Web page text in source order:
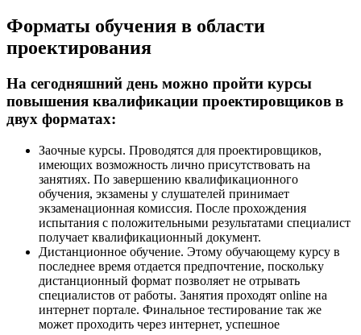
Форматы обучения в области
проектирования
На сегодняшний день можно пройти курсы
повышения квалификации проектировщиков в
двух форматах:
Заочные курсы. Проводятся для проектировщиков,
имеющих возможность лично присутствовать на
занятиях. По завершению квалификационного
обучения, экзамены у слушателей принимает
экзаменационная комиссия. После прохождения
испытания с положительными результатами специалист
получает квалификационный документ.
Дистанционное обучение. Этому обучающему курсу в
последнее время отдается предпочтение, поскольку
дистанционный формат позволяет не отрывать
специалистов от работы. Занятия проходят online на
интернет портале. Финальное тестирование так же
может проходить через интернет, успешное